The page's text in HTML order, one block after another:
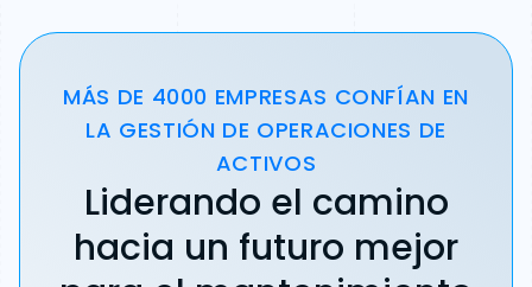
MÁS DE 4000 EMPRESAS CONFÍAN EN
LA GESTIÓN DE OPERACIONES DE
ACTIVOS
Liderando el camino
hacia un futuro mejor